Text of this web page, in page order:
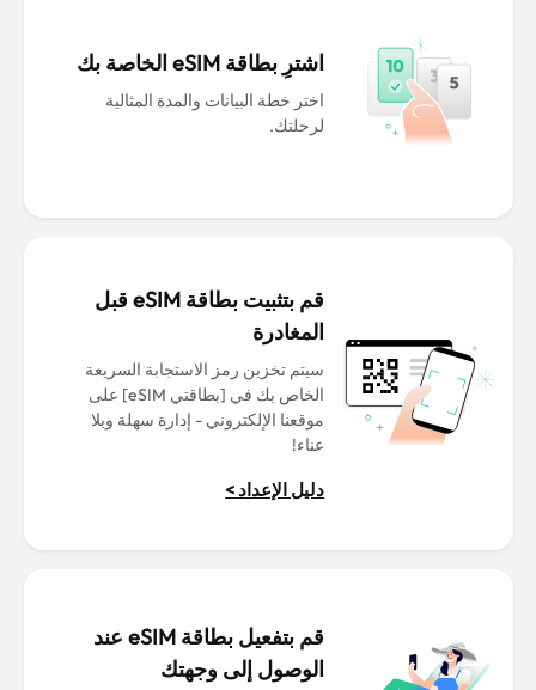
اشترِ بطاقة eSIM الخاصة بك
اختر خطة البيانات والمدة المثالية
لرحلتك.
قم بتثبيت بطاقة eSIM قبل
المغادرة
سيتم تخزين رمز الاستجابة السريعة
الخاص بك في [بطاقتي eSIM] على
موقعنا الإلكتروني - إدارة سهلة وبلا
عناء!
دليل الإعداد >
قم بتفعيل بطاقة eSIM عند
الوصول إلى وجهتك